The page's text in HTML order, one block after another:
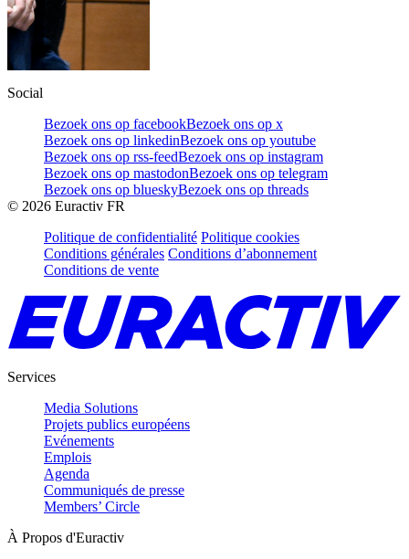
Social
Bezoek ons op facebookBezoek ons op x
Bezoek ons op linkedinBezoek ons op youtube
Bezoek ons op rss-feedBezoek ons op instagram
Bezoek ons op mastodonBezoek ons op telegram
Bezoek ons op blueskyBezoek ons op threads
© 2026 Euractiv FR
Politique de confidentialité Politique cookies
Conditions générales Conditions d’abonnement
Conditions de vente
Services
Media Solutions
Projets publics européens
Evénements
Emplois
Agenda
Communiqués de presse
Members’ Circle
À Propos d'Euractiv